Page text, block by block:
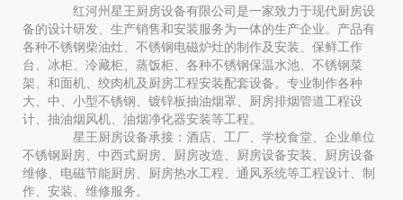
红河州星王厨房设备有限公司是一家致力于现代厨房设
备的设计研发、生产销售和安装服务为一体的生产企业。产品有
各种不锈钢柴油灶、不锈钢电磁炉灶的制作及安装、保鲜工作
台、冰柜、冷藏柜、蒸饭柜、各种不锈钢保温水池、不锈钢菜
架、和面机、绞肉机及厨房工程安装配套设备。专业制作各种
大、中、小型不锈钢、镀锌板抽油烟罩、厨房排烟管道工程设
计、抽油烟风机、油烟净化器安装等工程。
星王厨房设备承接：酒店、工厂、学校食堂、企业单位
不锈钢厨房、中西式厨房、厨房改造、厨房设备安装、厨房设备
维修、电磁节能厨房、厨房热水工程、通风系统等工程设计、制
作、安装、维修服务。